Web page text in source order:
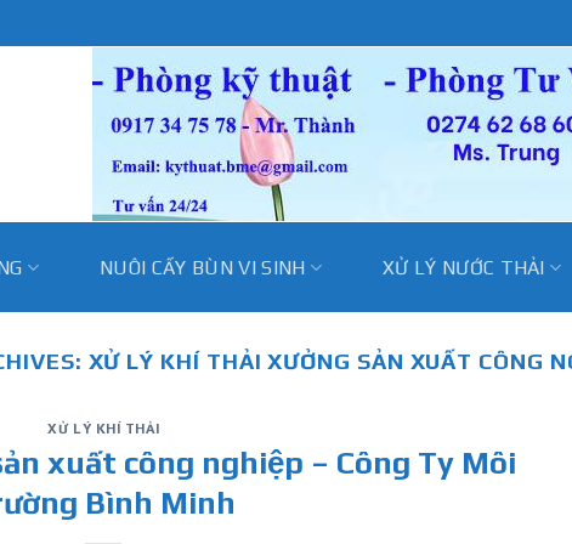
NUÔI CẤY BÙN VI SINH XỬ LÝ NƯỚC THẢI
XỬ LÝ KHÍ THẢI XƯỞNG SẢN XUẤT CÔNG
XỬ LÝ KHÍ THẢI
xuất công nghiệp – Công Ty Môi
Bình Minh